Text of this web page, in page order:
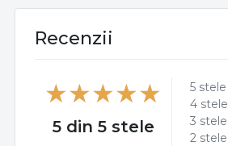
Recenzii
5 din 5 stele
5 stele
4 stele
3 stele
2 stele